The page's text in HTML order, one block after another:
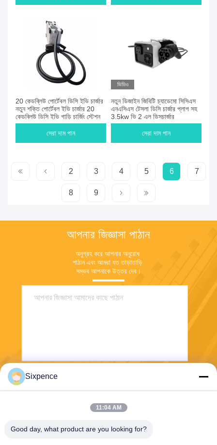
20 কেডব্লিউ পোর্টেবল ডিসি ইভি চার্জার
নতুন শক্তি পোর্টেবল ইভি চার্জার 20
কেডব্লিউ ডিসি ইভি গাড়ি চার্জিং স্টেশন
সেরা দাম পান
ভিডিও
নতুন ডিজাইন জিবিটি চ্যাডেমো সিসিএস
এনএসিএস টেসলা ডিসি চার্জার প্লাগ সহ
3.5kw ভি 2 এল ডিসচার্জার
সেরা দাম পান
2 3 4 5 6 7
8 9
আপনার জিজ্ঞাসা পাঠান
অনুগ্রহ করে আপনার অনুরোধ
পাঠান এবং আমরা যত তাড়াতাড়ি
সম্ভব আপনাকে উত্তর দেব।
Sixpence
11:04 AM
Good day, what product are you looking for?